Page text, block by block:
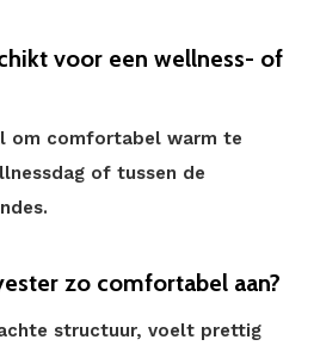
voor een wellness- of
om comfortabel warm te
of tussen de
zo comfortabel aan?
structuur, voelt prettig